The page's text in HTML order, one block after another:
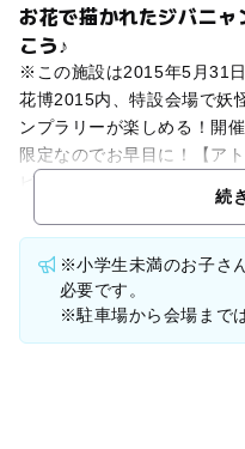
お花で描かれたジバニ
こう♪
※この施設は2015年5月31
花博2015内、特設会場で妖
ンプラリーが楽しめる！開
限定なのでお早目に！【ア
続
※小学生未満のお子さ
必要です。
※駐車場から会場まで